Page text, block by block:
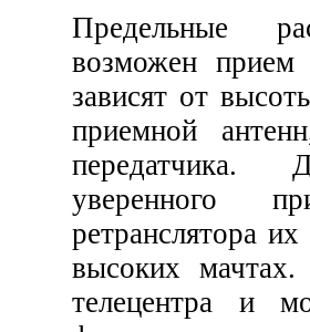
Предельные
возможен прием
зависят от
приемной
передатчика.
уверенного
ретранслятора
высоких
телецентра и